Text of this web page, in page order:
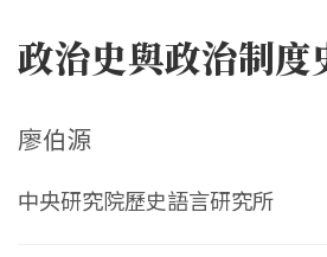
政治史與政治制度
廖伯源
中央研究院歷史語言研究所